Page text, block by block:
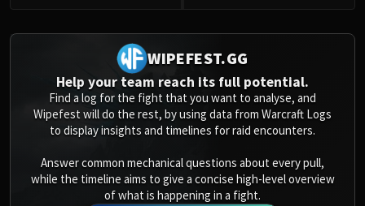
WIPEFEST.GG
Help your team reach its full potential.
Find a log for the fight that you want to analyse, and
Wipefest will do the rest, by using data from Warcraft Logs
to display insights and timelines for raid encounters.
Answer common mechanical questions about every pull,
while the timeline aims to give a concise high-level overview
of what is happening in a fight.